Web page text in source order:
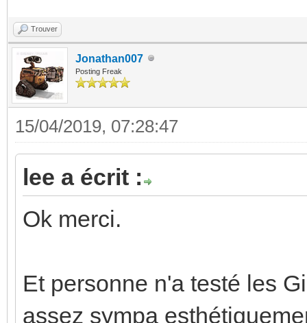
Trouver
Jonathan007
Posting Freak
15/04/2019, 07:28:47
lee a écrit :
Ok merci.
Et personne n'a testé les
assez sympa